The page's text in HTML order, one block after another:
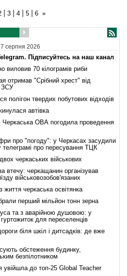
| 3| 4| 5| 6 »
серпня 2026
Підписуйтесь на наш канал
виловив 70 кілограмів риби
отримав "Срібний хрест" від
ЗСУ
полігон твердих побутових відходів
автівка
Черкаська ОВА погодила проведення
про "погоду": у Черкасах засудили
телеграмі про пересування ТЦК
черкаських військових
втечу: черкащанин організував
військовозобов'язаних
життя черкаська освітянка
перший мільйон тонн зерна
та з аварійною душовою: у
для переселенців
біля шкіл і дитсадків: де вже
обстеження будинку,
безпілотником
увійшла до топ-25 Global Teacher